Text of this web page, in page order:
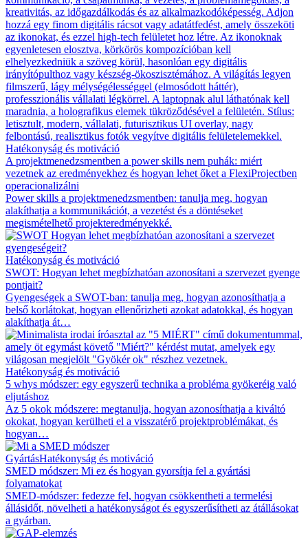
Hatékonyság és motiváció
A projektmenedzsmentben a power skills nem puhák: miért
vezetnek az eredményekhez és hogyan lehet őket a FlexiProjectben
operacionalizálni
Power skills a projektmenedzsmentben: tanulja meg, hogyan
alakíthatja a kommunikációt, a vezetést és a döntéseket
megismételhető projekteredményekké.
Hatékonyság és motiváció
SWOT: Hogyan lehet megbízhatóan azonosítani a szervezet gyenge
pontjait?
Gyengeségek a SWOT-ban: tanulja meg, hogyan azonosíthatja a
belső korlátokat, hogyan ellenőrizheti azokat adatokkal, és hogyan
alakíthatja át…
Hatékonyság és motiváció
5 whys módszer: egy egyszerű technika a probléma gyökeréig való
eljutáshoz
Az 5 okok módszere: megtanulja, hogyan azonosíthatja a kiváltó
okokat, hogyan kerülheti el a visszatérő projektproblémákat, és
hogyan…
GyártásHatékonyság és motiváció
SMED módszer: Mi ez és hogyan gyorsítja fel a gyártási
folyamatokat
SMED-módszer: fedezze fel, hogyan csökkentheti a termelési
állásidőt, növelheti a hatékonyságot és egyszerűsítheti az átállásokat
a gyárban.